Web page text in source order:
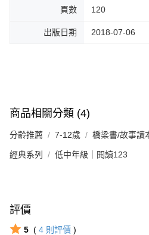
頁數 120
出版日期 2018-07-06
商品相關分類 (4)
分齡推薦 7-12歲 橋梁書/故事讀
經典系列 低中年級｜閱讀123
評價
5 ( 4 則評價 )